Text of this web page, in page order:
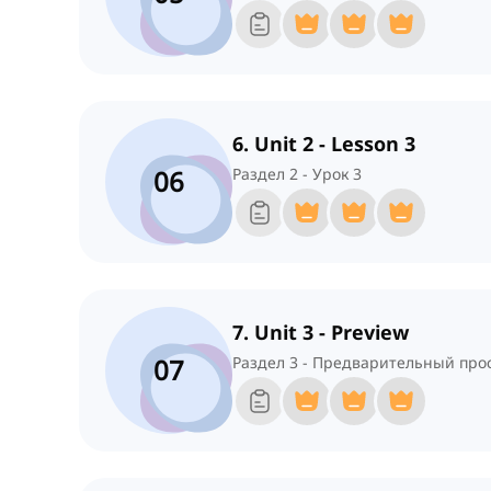
06
6. Unit 2 - Lesson 3
Раздел 2 - Урок 3
07
7. Unit 3 - Preview
Раздел 3 - Предварительный